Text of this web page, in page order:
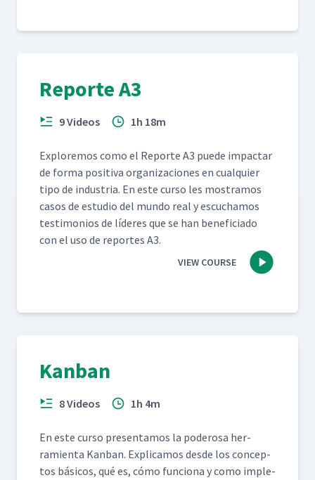
Reporte A3
9 Videos 1h 18m
Explore­mos como el Reporte A3 puede impactar
de for­ma pos­i­ti­va orga­ni­za­ciones en cualquier
tipo de indus­tria. En este cur­so les mostramos
casos de estu­dio del mun­do real y escuchamos
tes­ti­mo­nios de líderes que se han ben­e­fi­ci­a­do
con el uso de reportes A3.
VIEW COURSE
Kanban
8 Videos 1h 4m
En este cur­so pre­sen­ta­mos la poderosa her­
ramien­ta Kan­ban. Expli­camos des­de los con­cep­
tos bási­cos, qué es, cómo fun­ciona y como imple­